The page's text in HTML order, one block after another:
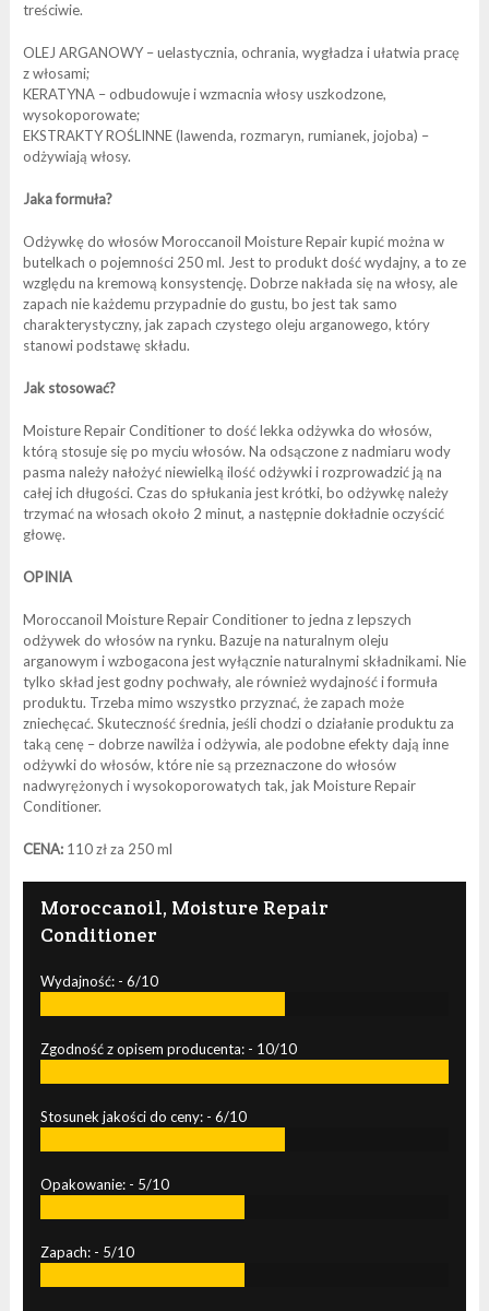
treściwie.
OLEJ ARGANOWY – uelastycznia, ochrania, wygładza i ułatwia pracę
z włosami;
KERATYNA – odbudowuje i wzmacnia włosy uszkodzone,
wysokoporowate;
EKSTRAKTY ROŚLINNE (lawenda, rozmaryn, rumianek, jojoba) –
odżywiają włosy.
Jaka formuła?
Odżywkę do włosów Moroccanoil Moisture Repair kupić można w
butelkach o pojemności 250 ml. Jest to produkt dość wydajny, a to ze
względu na kremową konsystencję. Dobrze nakłada się na włosy, ale
zapach nie każdemu przypadnie do gustu, bo jest tak samo
charakterystyczny, jak zapach czystego oleju arganowego, który
stanowi podstawę składu.
Jak stosować?
Moisture Repair Conditioner to dość lekka odżywka do włosów,
którą stosuje się po myciu włosów. Na odsączone z nadmiaru wody
pasma należy nałożyć niewielką ilość odżywki i rozprowadzić ją na
całej ich długości. Czas do spłukania jest krótki, bo odżywkę należy
trzymać na włosach około 2 minut, a następnie dokładnie oczyścić
głowę.
OPINIA
Moroccanoil Moisture Repair Conditioner to jedna z lepszych
odżywek do włosów na rynku. Bazuje na naturalnym oleju
arganowym i wzbogacona jest wyłącznie naturalnymi składnikami. Nie
tylko skład jest godny pochwały, ale również wydajność i formuła
produktu. Trzeba mimo wszystko przyznać, że zapach może
zniechęcać. Skuteczność średnia, jeśli chodzi o działanie produktu za
taką cenę – dobrze nawilża i odżywia, ale podobne efekty dają inne
odżywki do włosów, które nie są przeznaczone do włosów
nadwyrężonych i wysokoporowatych tak, jak Moisture Repair
Conditioner.
CENA:110 zł za 250 ml
Moroccanoil, Moisture Repair
Conditioner
Wydajność: - 6/10
Zgodność z opisem producenta: - 10/10
Stosunek jakości do ceny: - 6/10
Opakowanie: - 5/10
Zapach: - 5/10